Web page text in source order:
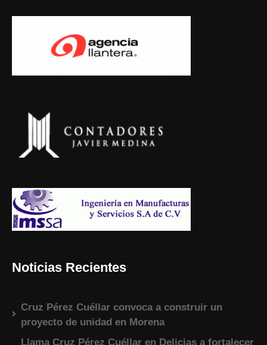
Noticias Recientes
Cruz Pérez Cuéllar convoca a construir un
proyecto de unidad en Morena
Llama Cruz Pérez Cuéllar en Delicias a fortalecer